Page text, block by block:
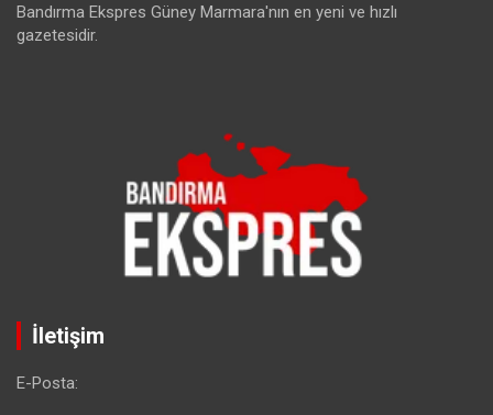
Bandırma Ekspres Güney Marmara'nın en yeni ve hızlı
gazetesidir.
İletişim
E-Posta: